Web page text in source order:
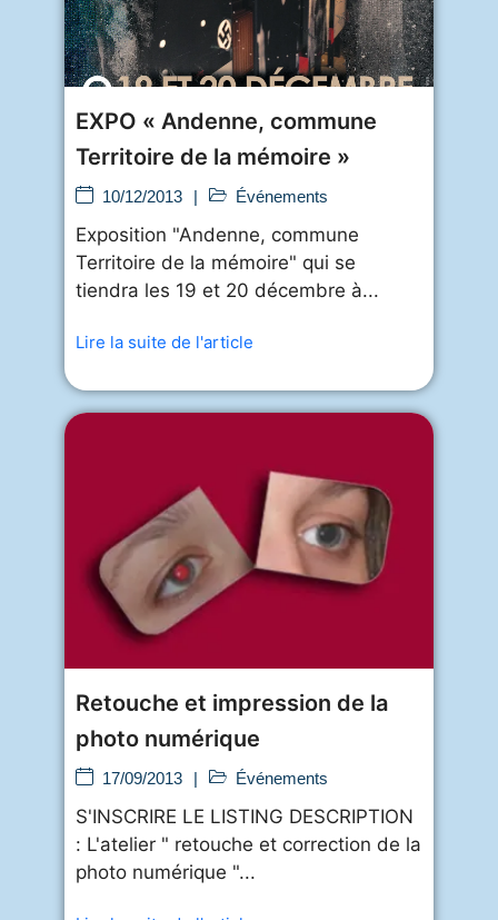
EXPO « Andenne, commune
Territoire de la mémoire »
10/12/2013 | Événements
Exposition "Andenne, commune
Territoire de la mémoire" qui se
tiendra les 19 et 20 décembre à...
Lire la suite de l'article
Retouche et impression de la
photo numérique
17/09/2013 | Événements
S'INSCRIRE LE LISTING DESCRIPTION
: L'atelier " retouche et correction de la
photo numérique "...